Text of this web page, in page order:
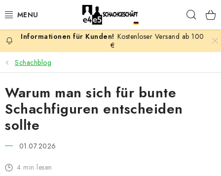
Inhalt
AKTION
SCHACHSPIELE
SCHACHFIGUREN
SCHACHBRETTER
SCHACHUHREN
SCHACHBÜCHER
Kostenloser Versand ab 100
€
Schachblog
Warum man sich für bunte
Schachfiguren entscheiden
sollte
01.07.2026
4 min lesen